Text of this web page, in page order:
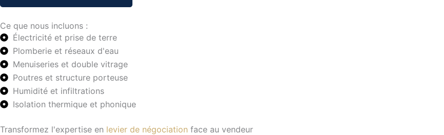
Ce que nous incluons :
Électricité et prise de terre
Plomberie et réseaux d'eau
Menuiseries et double vitrage
Poutres et structure porteuse
Humidité et infiltrations
Isolation thermique et phonique
Transformez l'expertise en levier de négociation face au vendeur